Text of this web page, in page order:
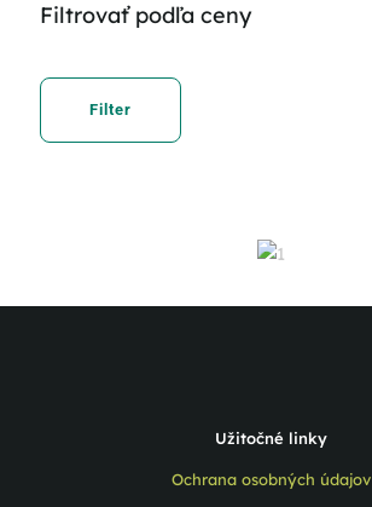
Filtrovať podľa ceny
Min
Max
Filter
Užitočné linky
Ochrana osobných údajov